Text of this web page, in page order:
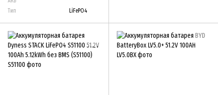
Тип LiFePO4